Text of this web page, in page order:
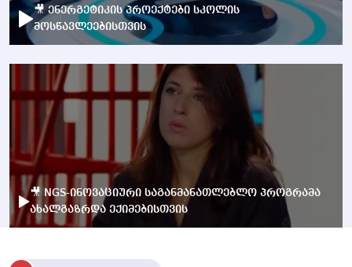
🎥 ენერგეტიკის პროექტები სკოლის
მოსწავლეებისთვის
🎥 NGS-ინოვაციური საგანმანათლებლო პროგრამა
ახალგაზრდა ექიმებისთვის